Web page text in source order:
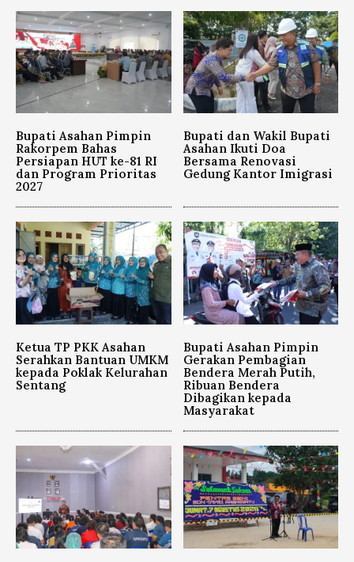
Bupati Asahan Pimpin
Rakorpem Bahas
Persiapan HUT ke-81 RI
dan Program Prioritas
2027
Bupati dan Wakil Bupati
Asahan Ikuti Doa
Bersama Renovasi
Gedung Kantor Imigrasi
Ketua TP PKK Asahan
Serahkan Bantuan UMKM
kepada Poklak Kelurahan
Sentang
Bupati Asahan Pimpin
Gerakan Pembagian
Bendera Merah Putih,
Ribuan Bendera
Dibagikan kepada
Masyarakat